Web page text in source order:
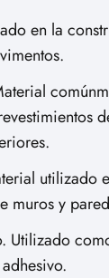
en la
utilizado
muros y
Utilizado